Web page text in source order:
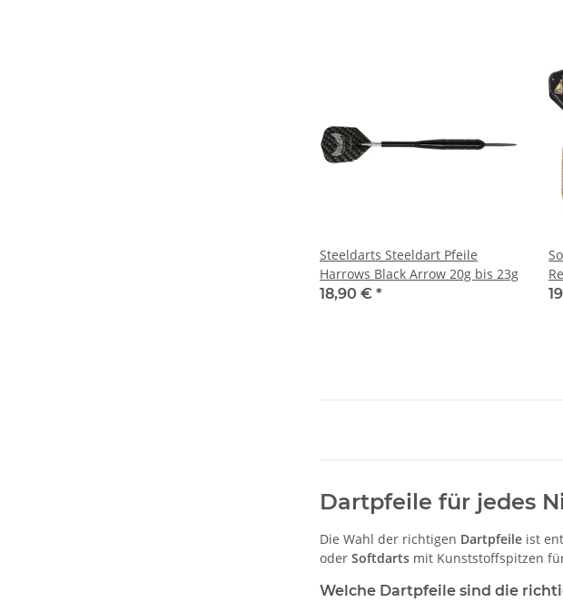
Steeldarts Steeldart Pfeile
Harrows Black Arrow 20g bis 23g
18,90 € *
Dartpfeile für jedes
Die Wahl der richtigen Dartpfeile ist
oder Softdarts mit Kunststoffspitzen
Welche Dartpfeile sind die